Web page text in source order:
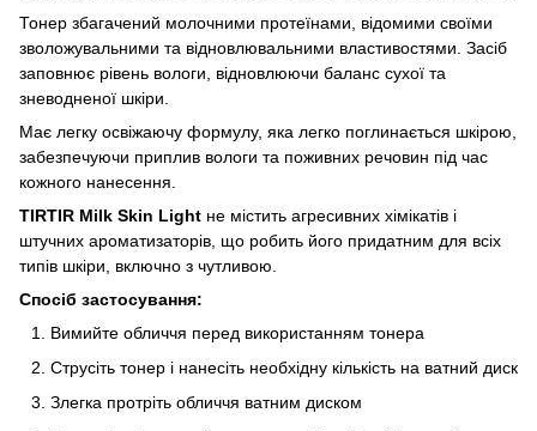
Тонер збагачений молочними протеїнами, відомими своїми
зволожувальними та відновлювальними властивостями. Засіб
заповнює рівень вологи, відновлюючи баланс сухої та
зневодненої шкіри.
Має легку освіжаючу формулу, яка легко поглинається шкірою,
забезпечуючи приплив вологи та поживних речовин під час
кожного нанесення.
TIRTIR Milk Skin Light не містить агресивних хімікатів і
штучних ароматизаторів, що робить його придатним для всіх
типів шкіри, включно з чутливою.
Спосіб застосування:
Вимийте обличчя перед використанням тонера
Струсіть тонер і нанесіть необхідну кількість на ватний диск
Злегка протріть обличчя ватним диском